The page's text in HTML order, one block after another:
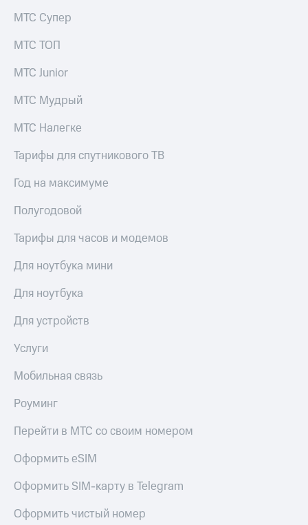
МТС Супер
МТС ТОП
МТС Junior
МТС Мудрый
МТС Налегке
Тарифы для спутникового ТВ
Год на максимуме
Полугодовой
Тарифы для часов и модемов
Для ноутбука мини
Для ноутбука
Для устройств
Услуги
Мобильная связь
Роуминг
Перейти в МТС со своим номером
Оформить eSIM
Оформить SIM-карту в Telegram
Оформить чистый номер